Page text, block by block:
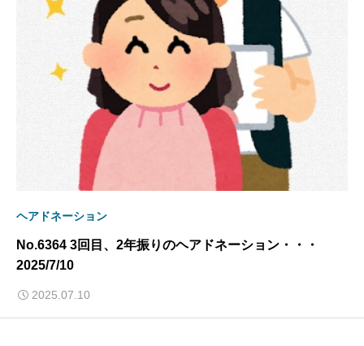
ヘアドネーション
No.6364 3回目、2年振りのヘアドネーション・・・
2025/7/10
2025.07.10